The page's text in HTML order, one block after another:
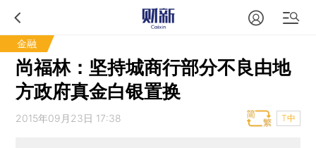
金融
尚福林：坚持城商行部分不良由地
方政府真金白银置换
2015年09月23日 17:38 T中